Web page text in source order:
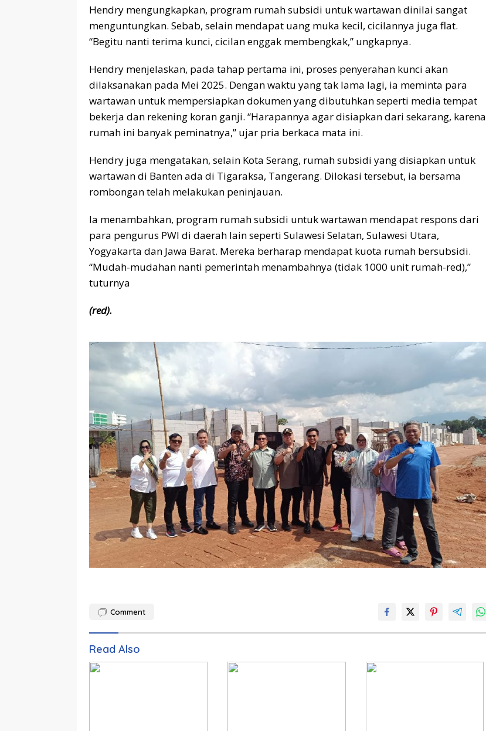
Hendry mengungkapkan, program rumah subsidi untuk wartawan dinilai sangat
menguntungkan. Sebab, selain mendapat uang muka kecil, cicilannya juga flat.
“Begitu nanti terima kunci, cicilan enggak membengkak,” ungkapnya.
Hendry menjelaskan, pada tahap pertama ini, proses penyerahan kunci akan
dilaksanakan pada Mei 2025. Dengan waktu yang tak lama lagi, ia meminta para
wartawan untuk mempersiapkan dokumen yang dibutuhkan seperti media tempat
bekerja dan rekening koran ganji. “Harapannya agar disiapkan dari sekarang, karena
rumah ini banyak peminatnya,” ujar pria berkaca mata ini.
Hendry juga mengatakan, selain Kota Serang, rumah subsidi yang disiapkan untuk
wartawan di Banten ada di Tigaraksa, Tangerang. Dilokasi tersebut, ia bersama
rombongan telah melakukan peninjauan.
Ia menambahkan, program rumah subsidi untuk wartawan mendapat respons dari
para pengurus PWI di daerah lain seperti Sulawesi Selatan, Sulawesi Utara,
Yogyakarta dan Jawa Barat. Mereka berharap mendapat kuota rumah bersubsidi.
“Mudah-mudahan nanti pemerintah menambahnya (tidak 1000 unit rumah-red),”
tuturnya
(red).
Comment
Read Also